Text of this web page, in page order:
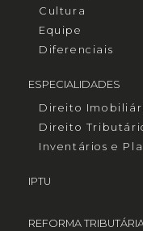
Cultura
Equipe
Diferenciais
ESPECIALIDADES
Direito
Direito
Inventários e
IPTU
REFORMA